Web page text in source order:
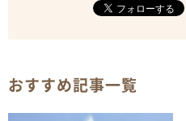
おすすめ記事一覧